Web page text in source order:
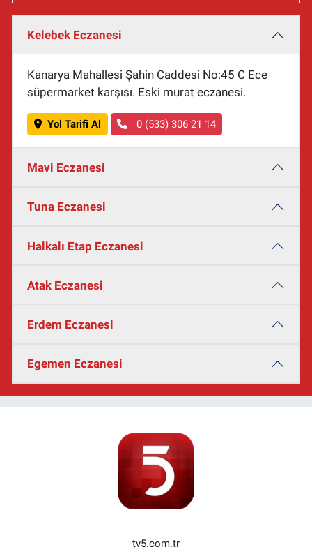
Kelebek Eczanesi
Kanarya Mahallesi Şahin Caddesi No:45 C Ece
süpermarket karşısı. Eski murat eczanesi.
Yol Tarifi Al 0 (533) 306 21 14
Mavi Eczanesi
Tuna Eczanesi
Halkalı Etap Eczanesi
Atak Eczanesi
Erdem Eczanesi
Egemen Eczanesi
tv5.com.tr